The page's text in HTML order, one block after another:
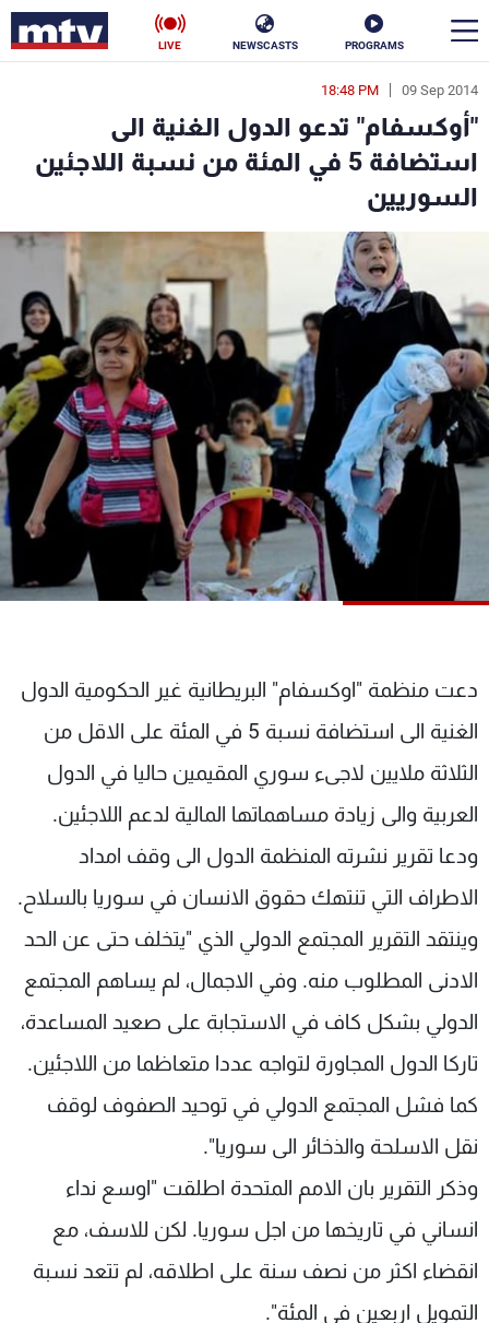
PROGRAMS
NEWSCASTS
LIVE
09 Sep 2014
18:48 PM
"أوكسفام" تدعو الدول الغنية الى
استضافة 5 في المئة من نسبة اللاجئين
السوريين
دعت منظمة "اوكسفام" البريطانية غير الحكومية الدول
الغنية الى استضافة نسبة 5 في المئة على الاقل من
الثلاثة ملايين لاجىء سوري المقيمين حاليا في الدول
العربية والى زيادة مساهماتها المالية لدعم اللاجئين.
ودعا تقرير نشرته المنظمة الدول الى وقف امداد
الاطراف التي تنتهك حقوق الانسان في سوريا بالسلاح.
وينتقد التقرير المجتمع الدولي الذي "يتخلف حتى عن الحد
الادنى المطلوب منه. وفي الاجمال، لم يساهم المجتمع
الدولي بشكل كاف في الاستجابة على صعيد المساعدة،
تاركا الدول المجاورة لتواجه عددا متعاظما من اللاجئين.
كما فشل المجتمع الدولي في توحيد الصفوف لوقف
نقل الاسلحة والذخائر الى سوريا".
وذكر التقرير بان الامم المتحدة اطلقت "اوسع نداء
انساني في تاريخها من اجل سوريا. لكن للاسف، مع
انقضاء اكثر من نصف سنة على اطلاقه، لم تتعد نسبة
التمويل اربعين في المئة".
en
الأخبار
سياسة
منوعات
كأس العالم
البرامج
جدول البرامج
شاهد البرامج
الترددات
سياسة الخصوصية